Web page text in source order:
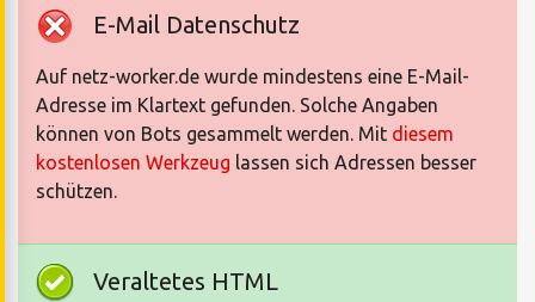
E-Mail Datenschutz
Auf netz-worker.de wurde mindestens eine E-Mail-
Adresse im Klartext gefunden. Solche Angaben
können von Bots gesammelt werden. Mit diesem
kostenlosen Werkzeug lassen sich Adressen besser
schützen.
Veraltetes HTML